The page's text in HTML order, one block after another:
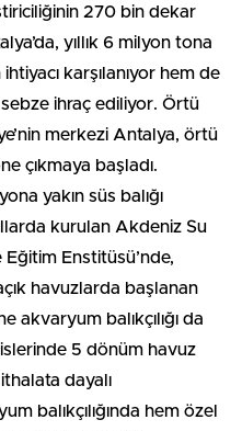
270 bin dekar
yıllık 6 milyon tona
karşılanıyor hem de
sebze ihraç ediliyor. Örtü
merkezi Antalya, örtü
çıkmaya başladı.
yakın süs balığı
kurulan Akdeniz Su
Enstitüsü’nde,
havuzlarda başlanan
akvaryum balıkçılığı da
5 dönüm havuz
dayalı
balıkçılığında hem özel